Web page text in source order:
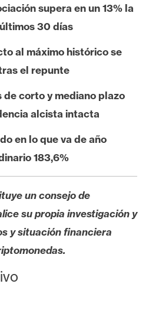
supera en un 13% la
30 días
al máximo histórico se
el repunte
de corto y mediano plazo
alcista intacta
en lo que va de año
183,6%
un consejo de
su propia investigación y
y situación financiera